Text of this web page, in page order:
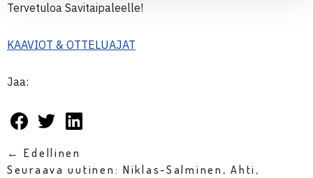
Tervetuloa Savitaipaleelle!
KAAVIOT & OTTELUAJAT
Jaa:
← Edellinen
Seuraava uutinen: Niklas-Salminen, Ahti,